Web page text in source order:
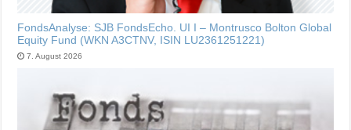
FondsAnalyse: SJB FondsEcho. UI I – Montrusco Bolton Global
Equity Fund (WKN A3CTNV, ISIN LU2361251221)
7. August 2026